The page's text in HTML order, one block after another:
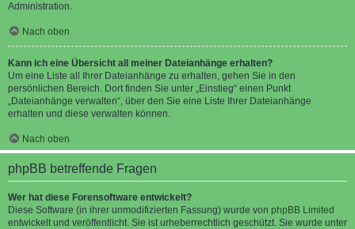
Administration.
Nach oben
Kann ich eine Übersicht all meiner Dateianhänge erhalten?
Um eine Liste all Ihrer Dateianhänge zu erhalten, gehen Sie in den
persönlichen Bereich. Dort finden Sie unter „Einstieg“ einen Punkt
„Dateianhänge verwalten“, über den Sie eine Liste Ihrer Dateianhänge
erhalten und diese verwalten können.
Nach oben
phpBB betreffende Fragen
Wer hat diese Forensoftware entwickelt?
Diese Software (in ihrer unmodifizierten Fassung) wurde von phpBB Limited
entwickelt und veröffentlicht. Sie ist urheberrechtlich geschützt. Sie wurde unter